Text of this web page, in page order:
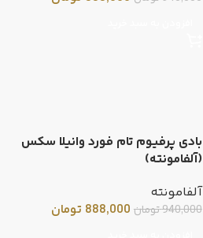
بادی پرفیوم تام فورد وانیلا سکس
(آلفامونته)
آلفامونته
940,000تومان 888,000 تومان